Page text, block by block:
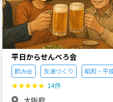
平日からせんべろ会
飲み会 友達づくり 昭和・平
★★★★★ 14件
大阪府